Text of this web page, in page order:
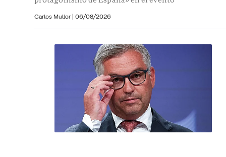
Carlos Mullor | 06/08/2026